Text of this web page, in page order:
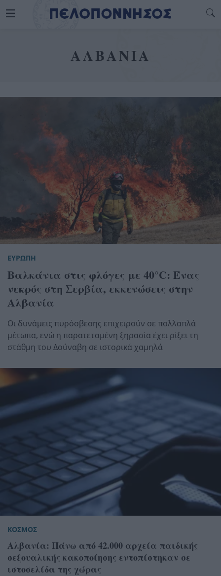
ΑΛΒΑΝΙΑ
ΕΥΡΩΠΗ
Βαλκάνια στις φλόγες με 40°C: Ένας
νεκρός στη Σερβία, εκκενώσεις στην
Αλβανία
Οι δυνάμεις πυρόσβεσης επιχειρούν σε πολλαπλά
μέτωπα, ενώ η παρατεταμένη ξηρασία έχει ρίξει τη
στάθμη του Δούναβη σε ιστορικά χαμηλά
ΚΟΣΜΟΣ
Αλβανία: Πάνω από 42.000 αρχεία παιδικής
σεξουαλικής κακοποίησης εντοπίστηκαν σε
ιστοσελίδα της χώρας